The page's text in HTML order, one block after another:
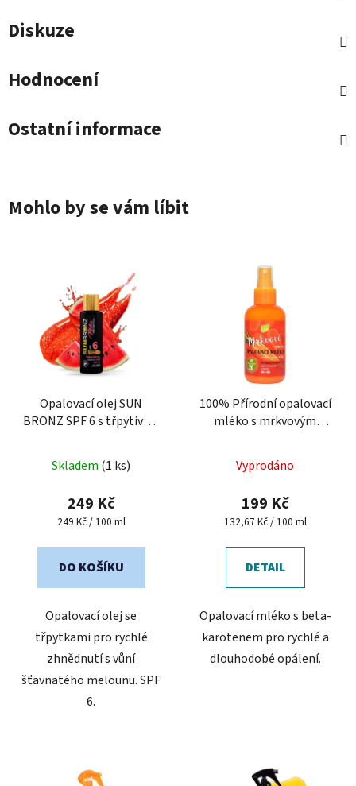
Diskuze
Hodnocení
Ostatní informace
Mohlo by se vám líbit
Opalovací olej SUN
BRONZ SPF 6 s třpytivým
Skladem (1 ks)
249 Kč
Měrná
249 Kč / 100 ml
DO KOŠÍKU
Opalovací olej se
třpytkami pro rychlé
zhnědnutí s vůní
šťavnatého melounu. SPF
6.
100% Přírodní opalovací
mléko s mrkvovým
Vyprodáno
199 Kč
Měrná
132,67 Kč / 100 ml
DETAIL
Opalovací mléko s beta-
karotenem pro rychlé a
dlouhodobé opálení.